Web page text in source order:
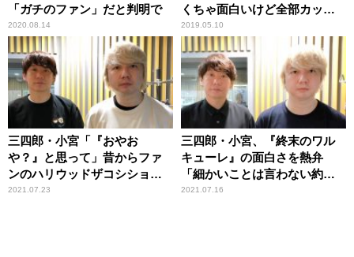
「ガチのファン」だと判明で
2020.08.14
くちゃ面白いけど全部カッ
ト」
2019.05.10
三四郎・小宮「『おやお
や？』と思って」昔からファ
ンのハリウッドザコシショウ
とのエピソード披露
2021.07.23
三四郎・小宮、『終末のワル
キューレ』の面白さを熱弁
「細かいことは言わない約束
ね」
2021.07.16